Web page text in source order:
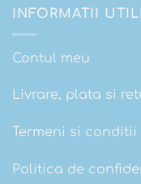
INFORMATII
Contul meu
Livrare, plata si
Termeni si conditii
Politica de